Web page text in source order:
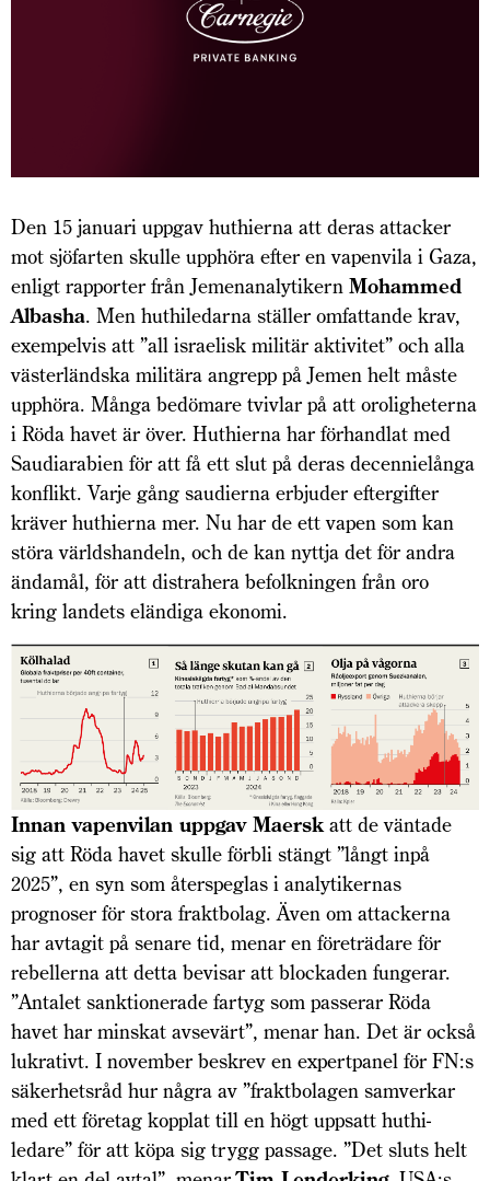
Den 15 januari uppgav huthierna att deras attacker
mot sjöfarten skulle upphöra efter en vapenvila i Gaza,
enligt rapporter från Jemenanalytikern Mohammed
Albasha. Men huthiledarna ställer omfattande krav,
exempelvis att ”all israelisk militär aktivitet” och alla
västerländska militära angrepp på Jemen helt måste
upphöra. Många bedömare tvivlar på att oroligheterna
i Röda havet är över. Huthierna har förhandlat med
Saudiarabien för att få ett slut på deras decennielånga
konflikt. Varje gång saudierna erbjuder eftergifter
kräver huthierna mer. Nu har de ett vapen som kan
störa världshandeln, och de kan nyttja det för andra
ändamål, för att distrahera befolkningen från oro
kring landets eländiga ekonomi.
Innan vapenvilan uppgav Maerskatt de väntade
sig att Röda havet skulle förbli stängt ”långt inpå
2025”, en syn som återspeglas i analytikernas
prognoser för stora fraktbolag. Även om attackerna
har avtagit på senare tid, menar en företrädare för
rebellerna att detta bevisar att blockaden fungerar.
”Antalet sanktionerade fartyg som passerar Röda
havet har minskat avsevärt”, menar han. Det är också
lukrativt. I november beskrev en expertpanel för FN:s
säkerhetsråd hur några av ”fraktbolagen samverkar
med ett företag kopplat till en högt uppsatt huthi­
ledare” för att köpa sig trygg passage. ”Det sluts helt